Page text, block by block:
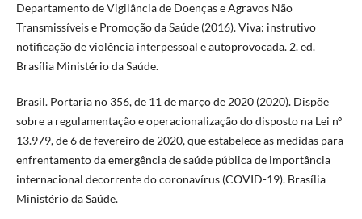
Departamento de Vigilância de Doenças e Agravos Não
Transmissíveis e Promoção da Saúde (2016). Viva: instrutivo
notificação de violência interpessoal e autoprovocada. 2. ed.
Brasília Ministério da Saúde.
Brasil. Portaria no 356, de 11 de março de 2020 (2020). Dispõe
sobre a regulamentação e operacionalização do disposto na Lei nº
13.979, de 6 de fevereiro de 2020, que estabelece as medidas para
enfrentamento da emergência de saúde pública de importância
internacional decorrente do coronavírus (COVID-19). Brasília
Ministério da Saúde.